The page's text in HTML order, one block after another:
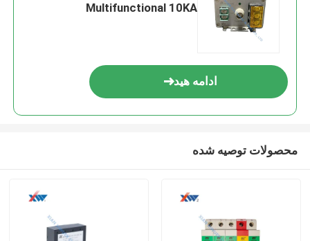
Multifunctional 10KA
ادامه هید
محصولات توصیه شده